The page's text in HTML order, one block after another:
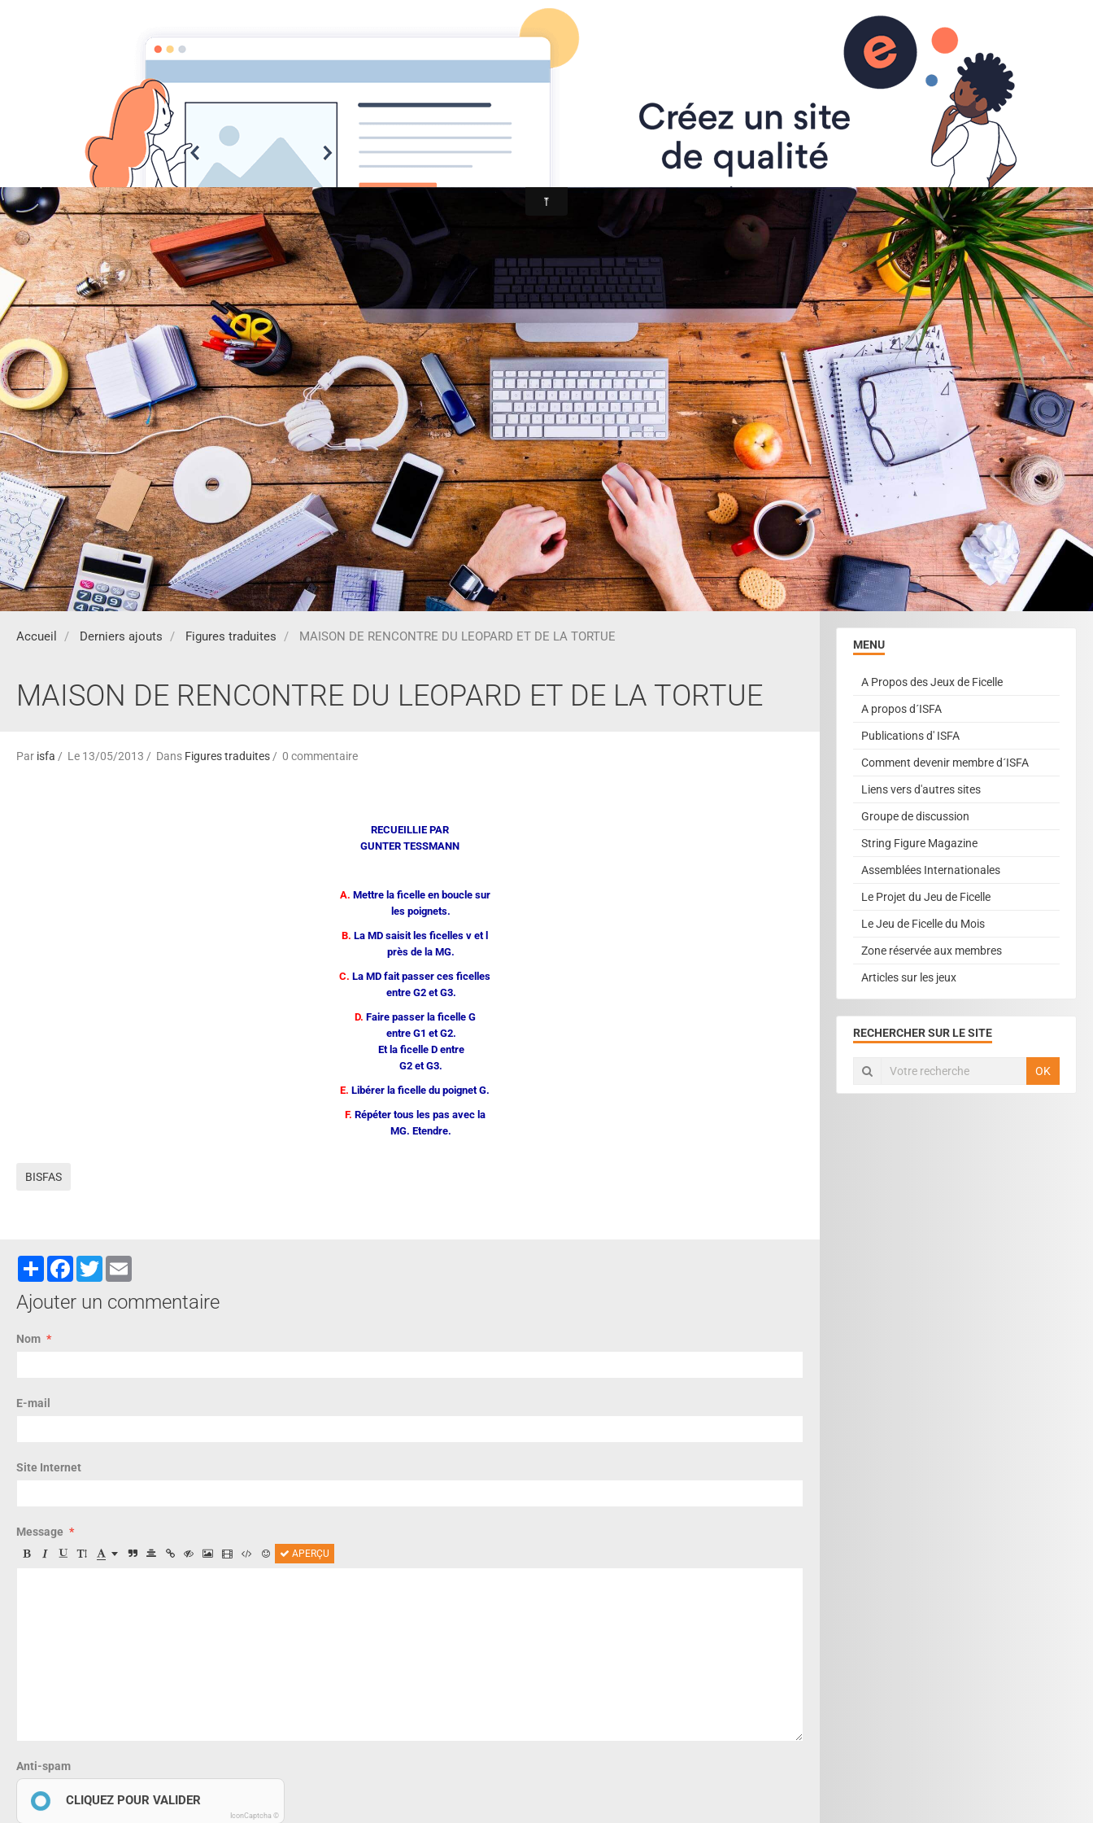
Association Internationale du Jeu de Ficelle
Accueil Derniers ajouts Figures traduites MAISON DE RENCONTRE DU LEOPARD ET DE LA TORTUE
MAISON DE RENCONTRE DU LEOPARD ET DE LA TORTUE
Par isfa Le 13/05/2013 Dans Figures traduites 0 commentaire
RECUEILLIE PAR
GUNTER TESSMANN
A. Mettre la ficelle en boucle sur
les poignets.
B. La MD saisit les ficelles v et l
près de la MG.
C. La MD fait passer ces ficelles
entre G2 et G3.
D. Faire passer la ficelle G
entre G1 et G2.
Et la ficelle D entre
G2 et G3.
E. Libérer la ficelle du poignet G.
F. Répéter tous les pas avec la
MG. Etendre.
BISFAS
PartagerFacebook
Twitter
Ajouter un commentaire
Nom
E-mail
Site Internet
Message
APERÇU
Anti-spam
CLIQUEZ POUR VALIDER
IconCaptcha ©
MENU
A Propos des Jeux de Ficelle
A propos d´ISFA
Publications d' ISFA
Comment devenir membre d´ISFA
Liens vers d'autres sites
Groupe de discussion
String Figure Magazine
Assemblées Internationales
Le Projet du Jeu de Ficelle
Le Jeu de Ficelle du Mois
Zone réservée aux membres
Articles sur les jeux
RECHERCHER SUR LE SITE
OK